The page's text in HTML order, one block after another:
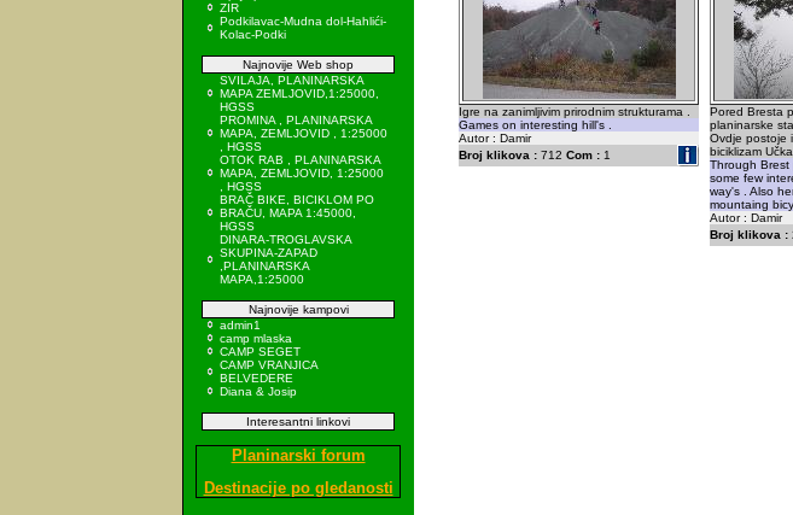
ZIR
Podkilavac-Mudna dol-Hahlići-
Kolac-Podki
Najnovije Web shop
SVILAJA, PLANINARSKA
MAPA ZEMLJOVID,1:25000,
HGSS
PROMINA , PLANINARSKA
MAPA, ZEMLJOVID , 1:25000
, HGSS
OTOK RAB , PLANINARSKA
MAPA, ZEMLJOVID, 1:25000
, HGSS
BRAČ BIKE, BICIKLOM PO
BRAČU, MAPA 1:45000,
HGSS
DINARA-TROGLAVSKA
SKUPINA-ZAPAD
,PLANINARSKA
MAPA,1:25000
Najnovije kampovi
admin1
camp mlaska
CAMP SEGET
CAMP VRANJICA
BELVEDERE
Diana & Josip
Interesantni linkovi
Planinarski forum
Destinacije po gledanosti
Igre na zanimljivim prirodnim strukturama .
Games on interesting hill's .
Autor : Damir
Broj klikova : 712 Com : 1
Pored Bresta
planinarske
Ovdje postoje
biciklizam Učka .
Through Brest
some few
way's . Also
mountaing
Autor : Damir
Broj klikova :